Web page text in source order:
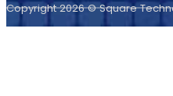
Copyright 2026 © Square